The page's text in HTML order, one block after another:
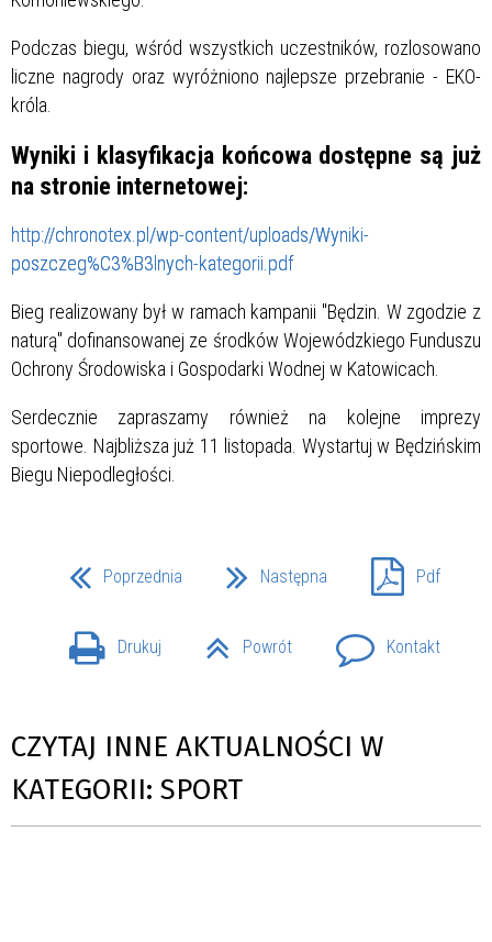
Podczas biegu, wśród wszystkich uczestników, rozlosowano
liczne nagrody oraz wyróżniono najlepsze przebranie - EKO-
króla.
Wyniki i klasyfikacja końcowa dostępne są już
na stronie internetowej:
http://chronotex.pl/wp-content/uploads/Wyniki-
poszczeg%C3%B3lnych-kategorii.pdf
Bieg realizowany był w ramach kampanii "Będzin. W zgodzie z
naturą" dofinansowanej ze środków Wojewódzkiego Funduszu
Ochrony Środowiska i Gospodarki Wodnej w Katowicach.
Serdecznie zapraszamy również na kolejne imprezy
sportowe. Najbliższa już 11 listopada. Wystartuj w Będzińskim
Biegu Niepodległości.
Poprzednia Następna Pdf
Drukuj Powrót Kontakt
CZYTAJ INNE AKTUALNOŚCI W
KATEGORII: SPORT